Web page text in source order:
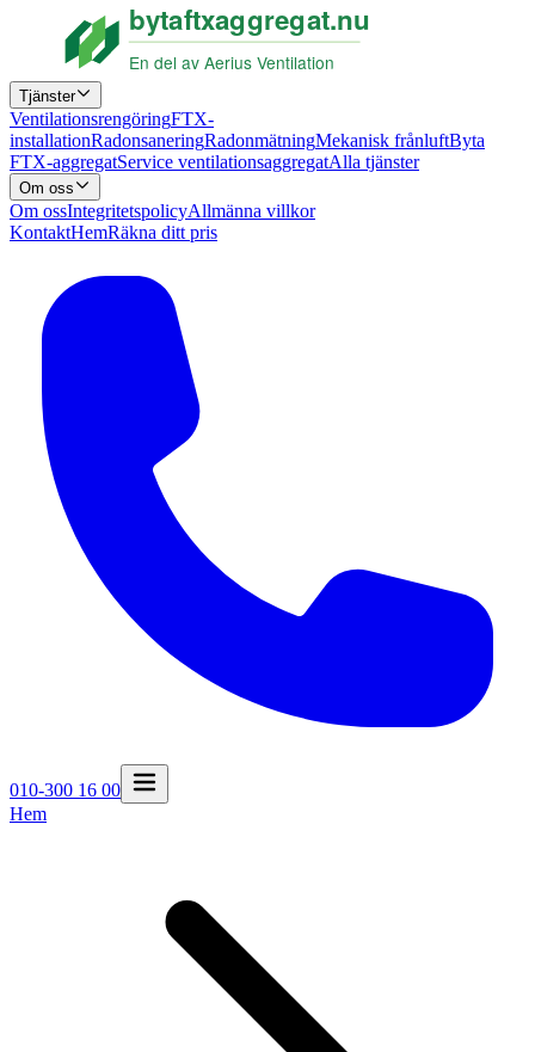
Tjänster
VentilationsrengöringFTX-
installationRadonsaneringRadonmätningMekanisk frånluftByta
FTX-aggregatService ventilationsaggregatAlla tjänster
Om oss
Om ossIntegritetspolicyAllmänna villkor
KontaktHemRäkna ditt pris
010-300 16 00
Hem